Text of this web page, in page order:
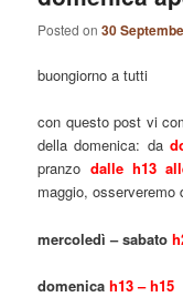
Posted on30
buongiorno a tutti
con questo post vi
della domenica: da
pranzo dalle h13
maggio, osserveremo
mercoledì – sabato
domenicah13 – h15